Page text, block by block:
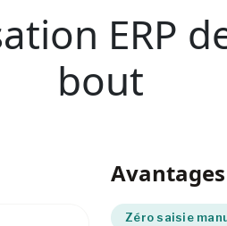
ERP
bout
Zéro saisie